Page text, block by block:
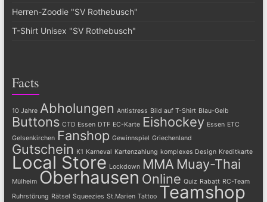
Herren-Zoodie "SV Rothebusch"
T-Shirt Unisex "SV Rothebusch"
Facts
10 Jahre Abholungen Antistress Bild auf T-Shirt Blau-Gelb
Buttons CTD Essen DTF EC-Karte Eishockey Essen ETC
Gelsenkirchen Fanshop Gewinnspiel Griechenland
Gutschein K1 Karneval Kartenzahlung komplexes Design Kreditkarte
Local Store Lockdown MMA Muay-Thai
Mülheim Oberhausen Online Quiz Rabatt RC-Team
Ruhrstörung Rätsel Squeezies St.Marien Tattoo Teamshop